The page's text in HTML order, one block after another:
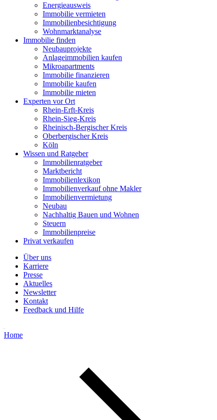
Energieausweis
Immobilie vermieten
Immobilienbesichtigung
Wohnmarktanalyse
Immobilie finden
Neubauprojekte
Anlageimmobilien kaufen
Mikroapartments
Immobilie finanzieren
Immobilie kaufen
Immobilie mieten
Experten vor Ort
Rhein-Erft-Kreis
Rhein-Sieg-Kreis
Rheinisch-Bergischer Kreis
Oberbergischer Kreis
Köln
Wissen und Ratgeber
Immobilienratgeber
Marktbericht
Immobilienlexikon
Immobilienverkauf ohne Makler
Immobilienvermietung
Neubau
Nachhaltig Bauen und Wohnen
Steuern
Immobilienpreise
Privat verkaufen
Über uns
Karriere
Presse
Aktuelles
Newsletter
Kontakt
Feedback und Hilfe
Home